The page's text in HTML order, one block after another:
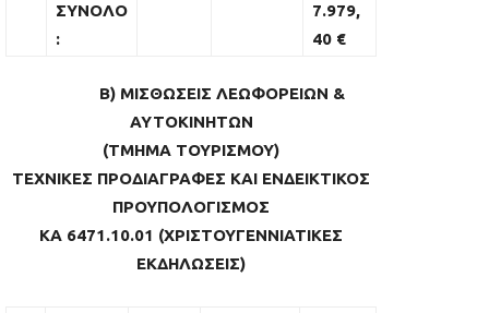
ΣΥΝΟΛΟ
:
7.979,
40 €
Β) ΜΙΣΘΩΣΕΙΣ ΛΕΩΦΟΡΕΙΩΝ &
ΑΥΤΟΚΙΝΗΤΩΝ
(ΤΜΗΜΑ ΤΟΥΡΙΣΜΟΥ)
ΤΕΧΝΙΚΕΣ ΠΡΟΔΙΑΓΡΑΦΕΣ ΚΑΙ ΕΝΔΕΙΚΤΙΚΟΣ
ΠΡΟΥΠΟΛΟΓΙΣΜΟΣ
ΚΑ 6471.10.01 (ΧΡΙΣΤΟΥΓΕΝΝΙΑΤΙΚΕΣ
ΕΚΔΗΛΩΣΕΙΣ)